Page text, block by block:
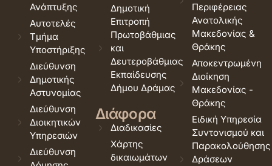
Ανάπτυξης
Αυτοτελές
Τμήμα
Υποστήριξης
Διεύθυνση
Δημοτικής
Αστυνομίας
Διεύθυνση
Διοικητικών
Υπηρεσιών
Διεύθυνση
Δημοτική
Επιτροπή
Πρωτοβάθμιας
και
Δευτεροβάθμιας
Εκπαίδευσης
Δήμου Δράμας
Διάφορα
Διαδικασίες
Χάρτης
δικαιωμάτων
Περιφέρειας
Ανατολικής
Μακεδονίας &
Θράκης
Αποκεντρωμένη
Διοίκηση
Μακεδονίας -
Θράκης
Ειδική Υπηρεσία
Συντονισμού και
Παρακολούθησης
Δράσεων